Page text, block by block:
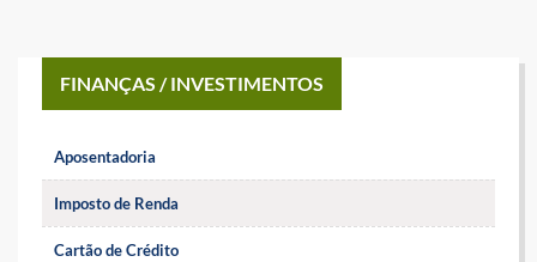
FINANÇAS / INVESTIMENTOS
Aposentadoria
Imposto de Renda
Cartão de Crédito